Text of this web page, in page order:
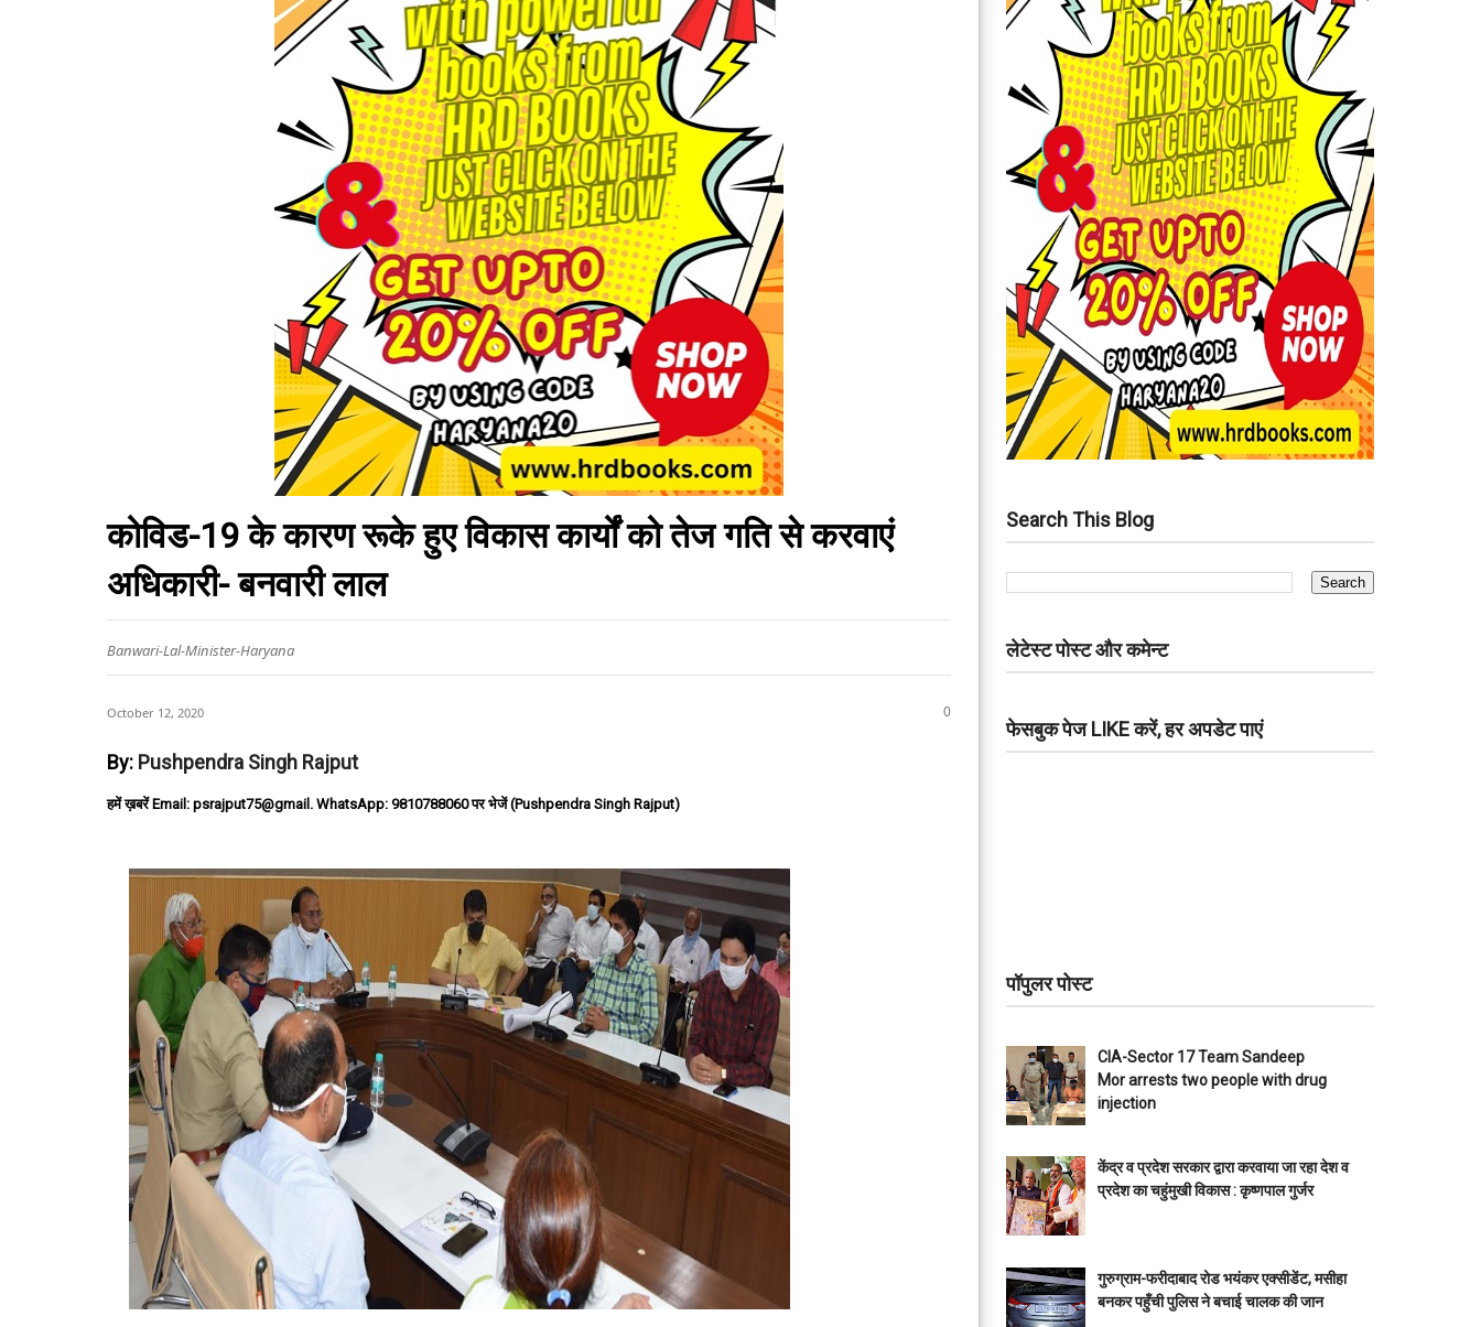
कोविड-19 के कारण रूके हुए विकास कार्यों को तेज गति से करवाएं
अधिकारी- बनवारी लाल
Banwari-Lal-Minister-Haryana
October 12, 2020 0
By: Pushpendra Singh Rajput
हमें ख़बरें Email: psrajput75@gmail. WhatsApp: 9810788060 पर भेजें (Pushpendra Singh Rajput)
Search This Blog
लेटेस्ट पोस्ट और कमेन्ट
फेसबुक पेज LIKE करें, हर अपडेट पाएं
पॉपुलर पोस्ट
CIA-Sector 17 Team Sandeep
Mor arrests two people with drug
injection
केंद्र व प्रदेश सरकार द्वारा करवाया जा रहा देश व
प्रदेश का चहुंमुखी विकास : कृष्णपाल गुर्जर
गुरुग्राम-फरीदाबाद रोड भयंकर एक्सीडेंट, मसीहा
बनकर पहुँची पुलिस ने बचाई चालक की जान